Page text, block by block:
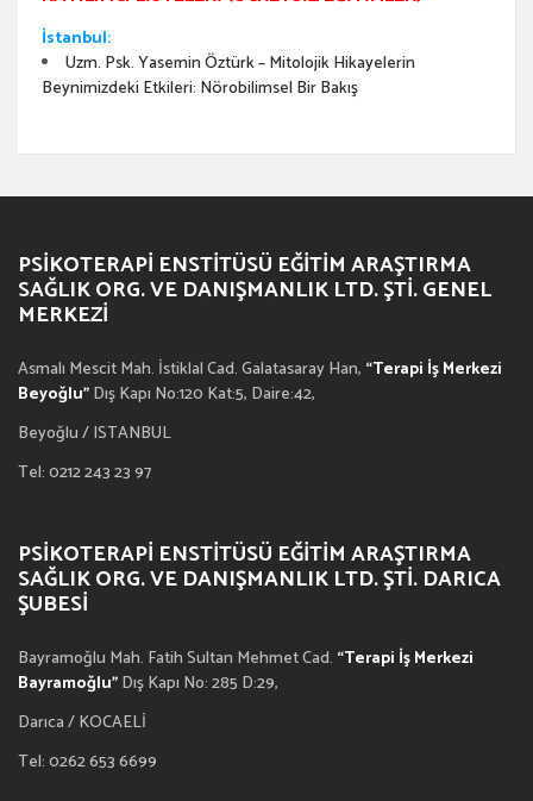
İstanbul:
Uzm. Psk. Yasemin Öztürk – Mitolojik Hikayelerin
Beynimizdeki Etkileri: Nörobilimsel Bir Bakış
PSIKOTERAPI ENSTITÜSÜ EĞITIM ARAŞTIRMA
SAĞLIK ORG. VE DANIŞMANLIK LTD. ŞTI. GENEL
MERKEZI
Asmalı Mescit Mah. İstiklal Cad. Galatasaray Han, “Terapi İş Merkezi
Beyoğlu”Dış Kapı No:120 Kat:5, Daire:42,
Beyoğlu / ISTANBUL
Tel: 0212 243 23 97
PSIKOTERAPI ENSTITÜSÜ EĞITIM ARAŞTIRMA
SAĞLIK ORG. VE DANIŞMANLIK LTD. ŞTI. DARICA
ŞUBESI
Bayramoğlu Mah. Fatih Sultan Mehmet Cad. “Terapi İş Merkezi
Bayramoğlu”Dış Kapı No: 285 D:29,
Darıca / KOCAELİ
Tel: 0262 653 6699